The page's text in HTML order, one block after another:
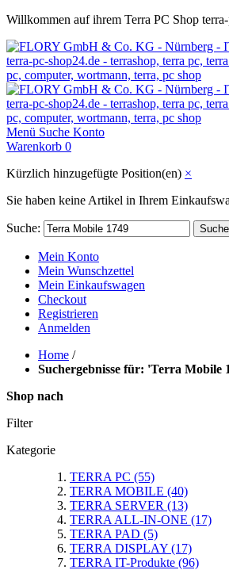
Willkommen auf ihrem Terra PC Shop
Menü Suche Konto
Warenkorb 0
Kürzlich hinzugefügte Position(en) ×
Sie haben keine Artikel in Ihrem
Suche: Suche
Mein Konto
Mein Wunschzettel
Mein Einkaufswagen
Checkout
Registrieren
Anmelden
Home /
Suchergebnisse für: 'Terra Mobile
Shop nach
Filter
Kategorie
TERRA PC (55)
TERRA MOBILE (40)
TERRA SERVER (13)
TERRA ALL-IN-ONE (17)
TERRA PAD (5)
TERRA DISPLAY (17)
TERRA IT-Produkte (96)